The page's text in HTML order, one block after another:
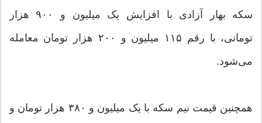
سکه بهار آزادی با افزایش یک میلیون و ۹۰۰ هزار
تومانی، با رقم ۱۱۵ میلیون و ۲۰۰ هزار تومان معامله
می‌شود.
همچنین قیمت نیم سکه با یک میلیون و ۳۸۰ هزار تومان و